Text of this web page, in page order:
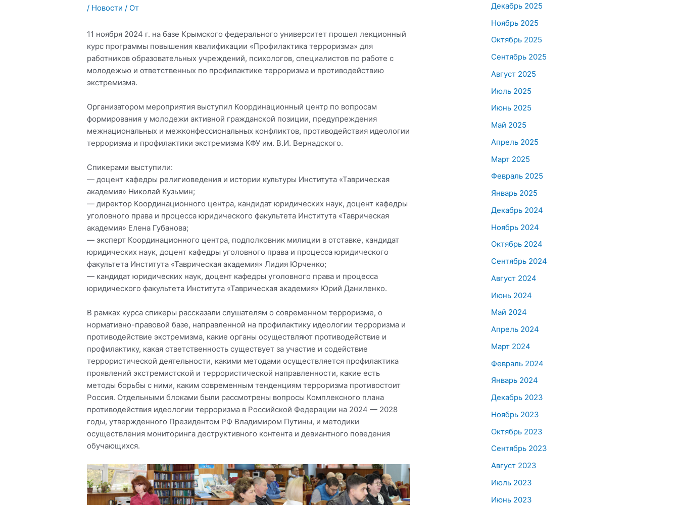
/ Новости / От
11 ноября 2024 г. на базе Крымского федерального университет прошел лекционный
курс программы повышения квалификации «Профилактика терроризма» для
работников образовательных учреждений, психологов, специалистов по работе с
молодежью и ответственных по профилактике терроризма и противодействию
экстремизма.
Организатором мероприятия выступил Координационный центр по вопросам
формирования у молодежи активной гражданской позиции, предупреждения
межнациональных и межконфессиональных конфликтов, противодействия идеологии
терроризма и профилактики экстремизма КФУ им. В.И. Вернадского.
Спикерами выступили:
— доцент кафедры религиоведения и истории культуры Института «Таврическая
академия» Николай Кузьмин;
— директор Координационного центра, кандидат юридических наук, доцент кафедры
уголовного права и процесса юридического факультета Института «Таврическая
академия» Елена Губанова;
— эксперт Координационного центра, подполковник милиции в отставке, кандидат
юридических наук, доцент кафедры уголовного права и процесса юридического
факультета Института «Таврическая академия» Лидия Юрченко;
— кандидат юридических наук, доцент кафедры уголовного права и процесса
юридического факультета Института «Таврическая академия» Юрий Даниленко.
В рамках курса спикеры рассказали слушателям о современном терроризме, о
нормативно-правовой базе, направленной на профилактику идеологии терроризма и
противодействие экстремизма, какие органы осуществляют противодействие и
профилактику, какая ответственность существует за участие и содействие
террористической деятельности, какими методами осуществляется профилактика
проявлений экстремистской и террористической направленности, какие есть
методы борьбы с ними, каким современным тенденциям терроризма противостоит
Россия. Отдельными блоками были рассмотрены вопросы Комплексного плана
противодействия идеологии терроризма в Российской Федерации на 2024 — 2028
годы, утвержденного Президентом РФ Владимиром Путины, и методики
осуществления мониторинга деструктивного контента и девиантного поведения
обучающихся.
Декабрь 2025
Ноябрь 2025
Октябрь 2025
Сентябрь 2025
Август 2025
Июль 2025
Июнь 2025
Май 2025
Апрель 2025
Март 2025
Февраль 2025
Январь 2025
Декабрь 2024
Ноябрь 2024
Октябрь 2024
Сентябрь 2024
Август 2024
Июнь 2024
Май 2024
Апрель 2024
Март 2024
Февраль 2024
Январь 2024
Декабрь 2023
Ноябрь 2023
Октябрь 2023
Сентябрь 2023
Август 2023
Июль 2023
Июнь 2023